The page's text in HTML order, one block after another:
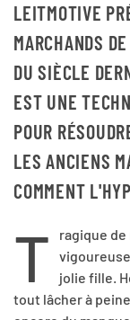
LEITMOTIVE
MARCHANDS
DU SIÈCLE
EST UNE
POUR
LES ANCIENS
COMMENT
T
ragique
jolie fille.
tout lâcher à